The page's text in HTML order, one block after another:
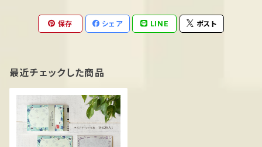
保存 シェア LINE ポスト
最近チェックした商品